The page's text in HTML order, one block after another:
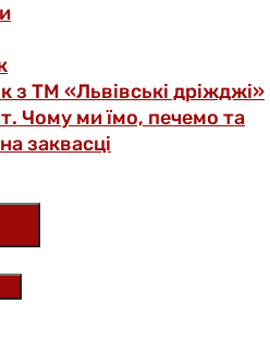
з ТМ «Львівські дріжджі»
Чому ми їмо, печемо та
заквасці